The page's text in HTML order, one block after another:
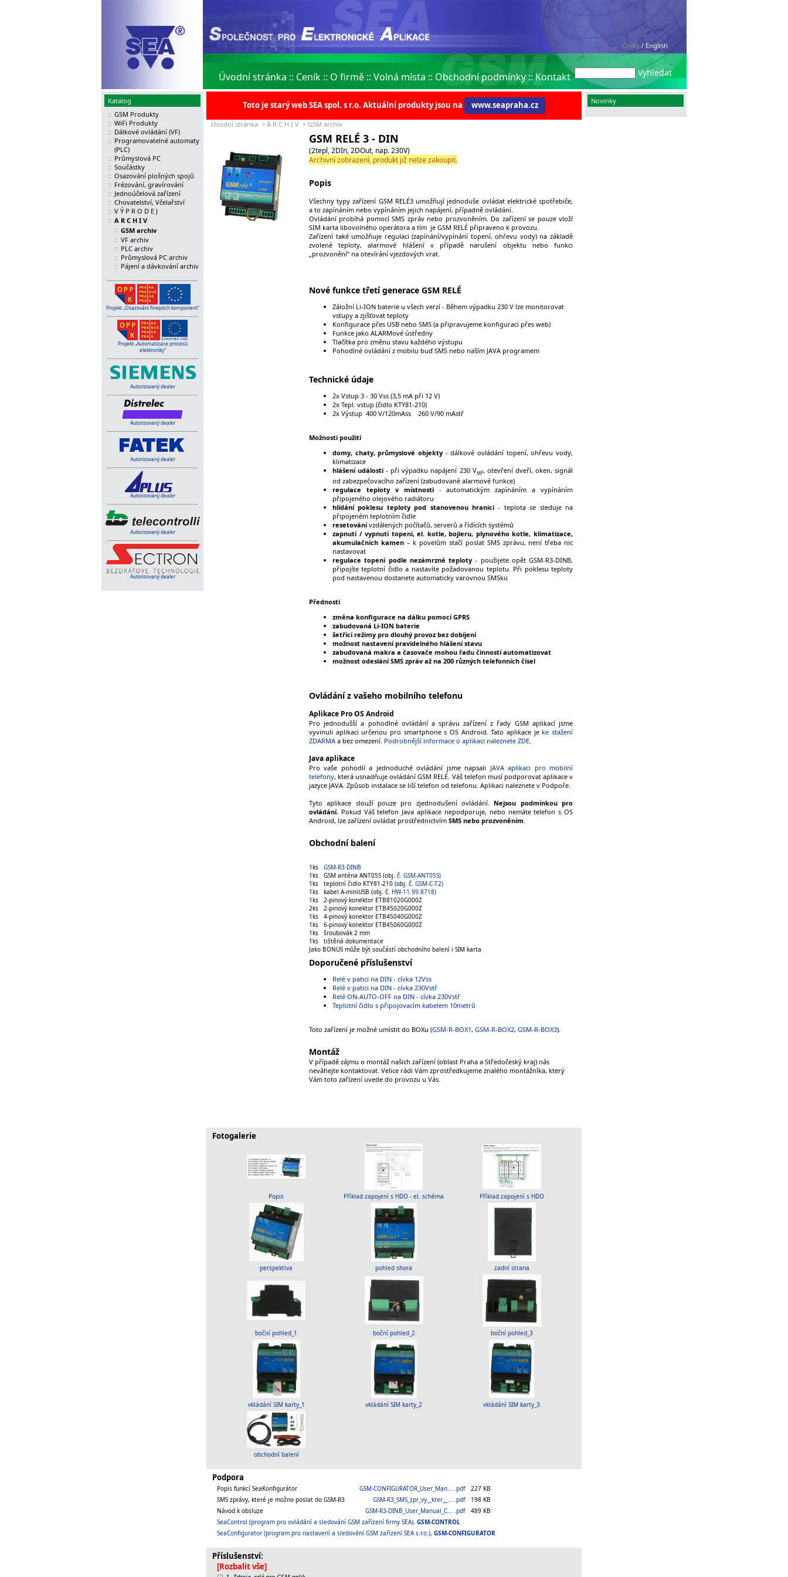
Česky / English
Úvodní stránka :: Ceník :: O firmě :: Volná místa :: Obchodní podmínky::Kontakt Vyhledat
Katalog
:: GSM Produkty
:: WiFi Produkty
:: Dálkové ovládání (VF)
:: Programovatelné automaty
(PLC)
:: Průmyslová PC
:: Součástky
:: Osazování plošných spojů
:: Frézování, gravírování
:: Jednoúčelová zařízení
:: Chovatelství, Včelařství
:: V Ý P R O D E J
:: A R C H I V
:: GSM archiv
:: VF archiv
:: PLC archiv
:: Průmyslová PC archiv
:: Pájení a dávkování archiv
Projekt „Osazování finepitch komponent“
Projekt „Automatizace procesů
elektroniky“
Autorizovaný dealer
Autorizovaný dealer
Autorizovaný dealer
Autorizovaný dealer
Autorizovaný dealer
Autorizovaný dealer
Toto je starý web SEA spol. s r.o. Aktuální produkty jsou na www.seapraha.cz
Úvodní stránka > A R C H I V > GSM archiv
GSM RELÉ 3 - DIN
(2tepl, 2DIn, 2DOut, nap. 230V)
Archivní zobrazení, produkt již nelze zakoupit.
Popis
Všechny typy zařízení GSM RELÉ3 umožňují jednoduše ovládat elektrické spotřebiče,
a to zapínáním nebo vypínáním jejich napájení, případně ovládání.
Ovládání probíhá pomocí SMS zpráv nebo prozvoněním. Do zařízení se pouze vloží
SIM karta libovolného operátora a tím je GSM RELÉ připraveno k provozu.
Zařízení také umožňuje regulaci (zapínání/vypínání topení, ohřevu vody) na základě
zvolené teploty, alarmové hlášení v případě narušení objektu nebo funkci
„prozvonění“ na otevírání vjezdových vrat.
Nové funkce třetí generace GSM RELÉ
Záložní Li-ION baterie u všech verzí - Během výpadku 230 V lze monitorovat
vstupy a zjišťovat teploty
Konfigurace přes USB nebo SMS (a připravujeme konfiguraci přes web)
Funkce jako ALARMové ústředny
Tlačítka pro změnu stavu každého výstupu
Pohodlné ovládání z mobilu buď SMS nebo naším JAVA programem
Technické údaje
2x Vstup 3 - 30 Vss (3,5 mA při 12 V)
2x Tepl. vstup (čidlo KTY81-210)
2x Výstup 400 V/120mAss 260 V/90 mAstř
Možnosti použití
domy, chaty, průmyslové objekty- dálkové ovládání topení, ohřevu vody,
klimatizace
hlášení události - při výpadku napájení 230 Vstř, otevření dveří, oken, signál
od zabezpečovacího zařízení (zabudované alarmové funkce)
regulace teploty v místnosti- automatickým zapínáním a vypínáním
připojeného olejového radiátoru
hlídání poklesu teploty pod stanovenou hranici - teplota se sleduje na
připojeném teplotním čidle
resetovánívzdálených počítačů, serverů a řídících systémů
zapnutí / vypnutí topení, el. kotle, bojleru, plynového kotle, klimatizace,
akumulačních kamen– k povelům stačí poslat SMS zprávu, není třeba nic
nastavovat
regulace topení podle nezámrzné teploty- použijete opět GSM-R3-DINB,
připojíte teplotní čidlo a nastavíte požadovanou teplotu. Při poklesu teploty
pod nastavenou dostanete automaticky varovnou SMSku
Přednosti
změna konfigurace na dálku pomocí GPRS
zabudovaná Li-ION baterie
šetřící režimy pro dlouhý provoz bez dobíjení
možnost nastavení pravidelného hlášení stavu
zabudovaná makra a časovače mohou řadu činností automatizovat
možnost odeslání SMS zpráv až na 200 různých telefonních čísel
Ovládání z vašeho mobilního telefonu
Aplikace Pro OS Android
Pro jednodušší a pohodlné ovládání a správu zařízení z řady GSM aplikací jsme
vyvinuli aplikaci určenou pro smartphone s OS Android. Tato aplikace je ke stažení
ZDARMA a bez omezení. Podrobnější informace o aplikaci naleznete ZDE.
Java aplikace
Pro vaše pohodlí a jednoduché ovládání jsme napsali JAVA aplikaci pro mobilní
telefony, která usnadňuje ovládání GSM RELÉ. Váš telefon musí podporovat aplikace v
jazyce JAVA. Způsob instalace se liší telefon od telefonu. Aplikaci naleznete v Podpoře.
Tyto aplikace slouží pouze pro zjednodušení ovládání. Nejsou podmínkou pro
ovládání. Pokud Váš telefon Java aplikace nepodporuje, nebo nemáte telefon s OS
Android, lze zařízení ovládat prostřednictvím SMS nebo prozvoněním.
Obchodní balení
1ks GSM-R3-DINB
1ks GSM anténa ANT05S (obj. č. GSM-ANT05S)
1ks teplotní čidlo KTY81-210 (obj. č. GSM-C-T2)
1ks kabel A-miniUSB (obj. č. HW-11.99.8718)
1ks 2-pinový konektor ETB81020G000Z
2ks 2-pinový konektor ETB45020G000Z
1ks 4-pinový konektor ETB45040G000Z
1ks 6-pinový konektor ETB45060G000Z
1ks šroubovák 2 mm
1ks tištěná dokumentace
Jako BONUS může být součástí obchodního balení i SIM karta
Doporučené příslušenství
Relé v patici na DIN - cívka 12Vss
Relé v patici na DIN - cívka 230Vstř
Relé ON-AUTO-OFF na DIN - cívka 230Vstř
Teplotní čidlo s připojovacím kabelem 10metrů
Toto zařízení je možné umístit do BOXu (GSM-R-BOX1, GSM-R-BOX2, GSM-R-BOX3).
Montáž
V případě zájmu o montáž našich zařízení (oblast Praha a Středočeský kraj) nás
neváhejte kontaktovat. Velice rádi Vám zprostředkujeme znalého montážníka, který
Vám toto zařízení uvede do provozu u Vás.
Fotogalerie
Popis Příklad zapojení s HDO - el. schéma Příklad zapojení s HDO
perspektiva pohled shora zadní strana
boční pohled_1 boční pohled_2 boční pohled_3
vkládání SIM karty_1 vkládání SIM karty_2 vkládání SIM karty_3
obchodní balení
Podpora
Popis funkcí SeaKonfigurátor GSM-CONFIGURATOR_User_Man... .pdf
227 KB
SMS zprávy, které je možno poslat do GSM-R3
GSM-R3_SMS_zpr_vy__kter__... .pdf
198 KB
Návod k obsluze
GSM-R3-DINB_User_Manual_C... .pdf
489 KB
SeaControl (program pro ovládání a sledování GSM zařízení firmy SEA), GSM-CONTROL
SeaConfigurator (program pro nastavení a sledování GSM zařízení SEA s.r.o.), GSM-CONFIGURATOR
Příslušenství:
[Rozbalit vše]
Novinky